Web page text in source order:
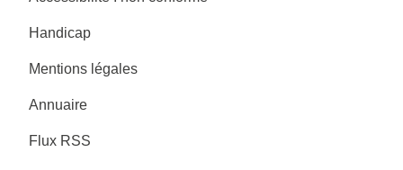
Handicap
Mentions légales
Annuaire
Flux RSS